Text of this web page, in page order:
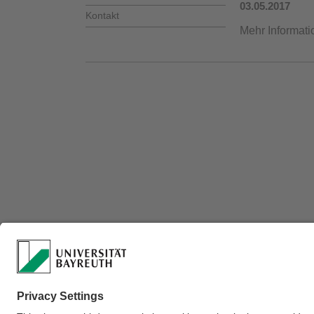
Kontakt
03.05.2017
Mehr